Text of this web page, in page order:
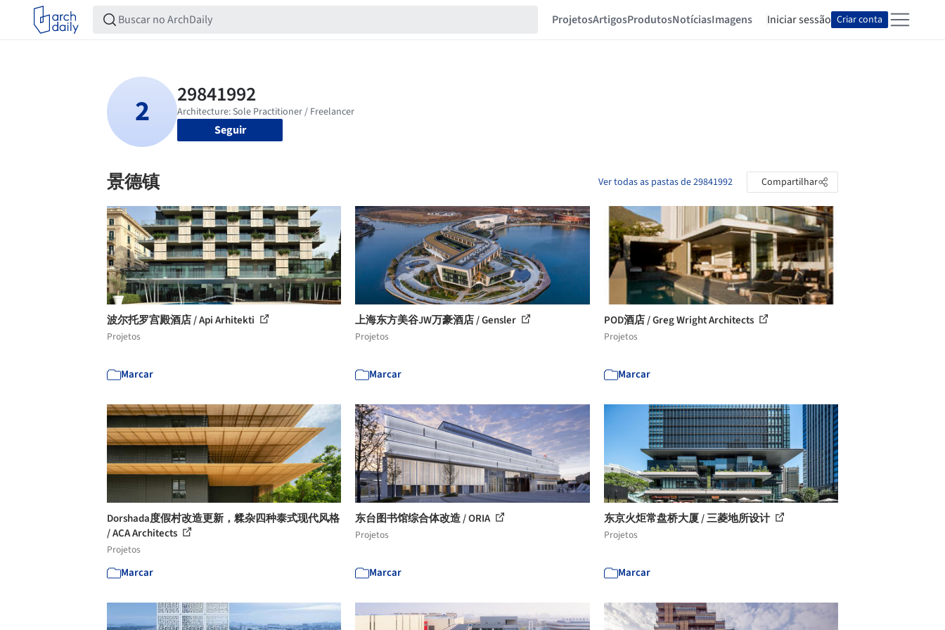
ProjetosArtigosProdutosNotíciasImagens Iniciar sessão Criar conta
Seguir
景德镇 Ver todas as pastas de 29841992 Compartilhar
波尔托罗宫殿酒店 / Api Arhitekti
Projetos
Marcar
上海东方美谷JW万豪酒店 / Gensler
Projetos
Marcar
POD酒店 / Greg Wright Architects
Projetos
Marcar
Dorshada度假村改造更新，糅杂四种泰式现代风格
/ ACA Architects
Projetos
Marcar
东台图书馆综合体改造 / ORIA
Projetos
Marcar
东京火炬常盘桥大厦 / 三菱地所设计
Projetos
Marcar